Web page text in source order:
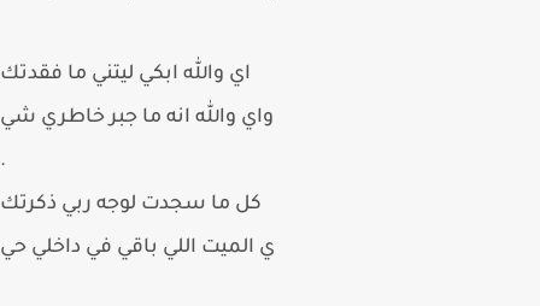
اي والله ابكي ليتني ما فقدتك
‏واي والله انه ما جبر خاطري شي
‏كل ما سجدت لوجه ربي ذكرتك
‏ي الميت اللي باقي في داخلي حي